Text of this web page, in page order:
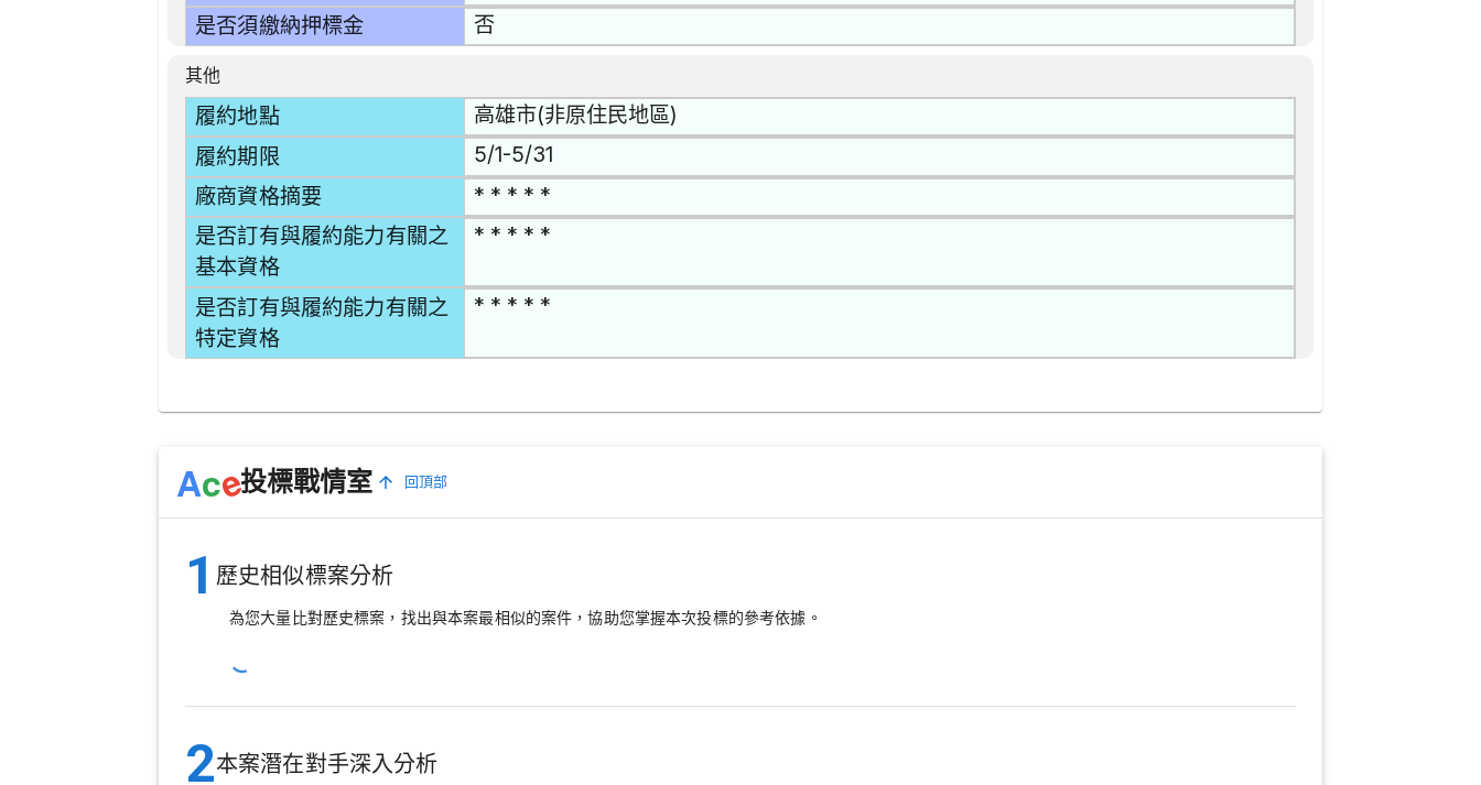
是否須繳納押標金 否
其他
履約地點 高雄市(非原住民地區)
履約期限 5/1-5/31
廠商資格摘要 * * * * *
是否訂有與履約能力有關之
基本資格
* * * * *
是否訂有與履約能力有關之
特定資格
* * * * *
Ace投標戰情室 回頂部
1 歷史相似標案分析
為您大量比對歷史標案，找出與本案最相似的案件，協助您掌握本次投標的參考依據。
2本案潛在對手深入分析